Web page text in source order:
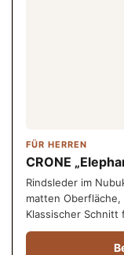
FÜR HERREN
CRONE
Rindsleder im
matten
Klassischer Schnitt